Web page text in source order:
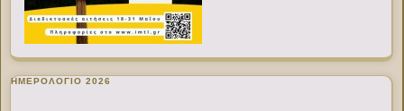
ΗΜΕΡΟΛΟΓΙΟ 2026